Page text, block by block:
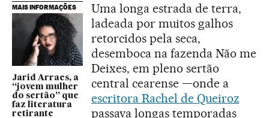
MAIS INFORMAÇÕES
Jarid Arraes, a
“jovem mulher
do sertão” que
faz literatura
retirante
Uma longa estrada de terra,
ladeada por muitos galhos
retorcidos pela seca,
desemboca na fazenda Não me
Deixes, em pleno sertão
central cearense —onde a
escritora Rachel de Queiroz
passava longas temporadas